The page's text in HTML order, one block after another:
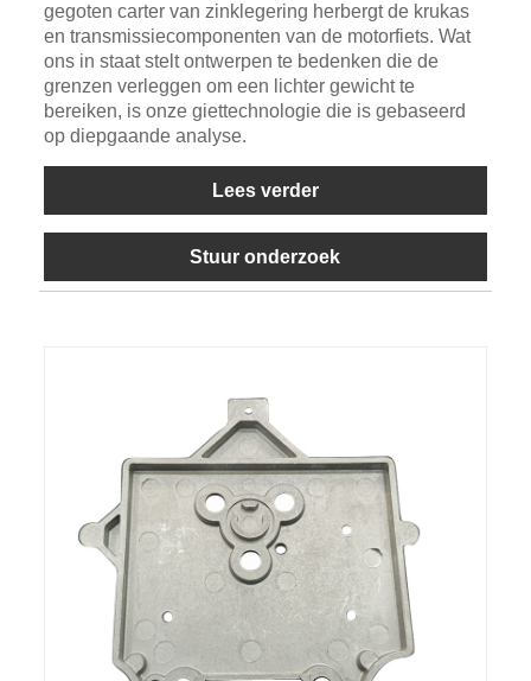
gegoten carter van zinklegering herbergt de krukas
en transmissiecomponenten van de motorfiets. Wat
ons in staat stelt ontwerpen te bedenken die de
grenzen verleggen om een ​​lichter gewicht te
bereiken, is onze giettechnologie die is gebaseerd
op diepgaande analyse.
Lees verder
Stuur onderzoek